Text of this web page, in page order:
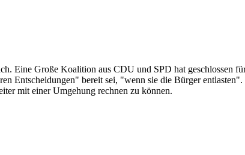
Eine Große Koalition aus CDU und SPD hat geschlossen
Entscheidungen" bereit sei, "wenn sie die Bürger
mit einer Umgehung rechnen zu können.